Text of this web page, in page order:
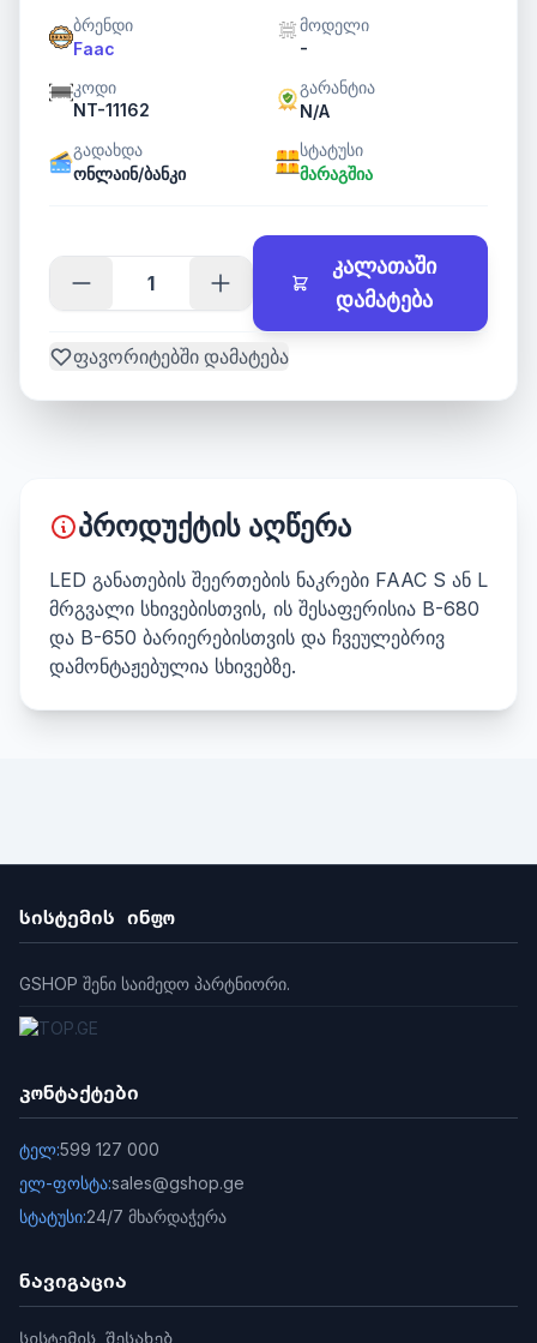
ბრენდი
Faac
მოდელი
-
კოდი
NT-11162
გარანტია
N/A
გადახდა
ონლაინ/ბანკი
სტატუსი
მარაგშია
კალათაში
დამატება
ფავორიტებში დამატება
პროდუქტის აღწერა
LED განათების შეერთების ნაკრები FAAC S ან L
მრგვალი სხივებისთვის, ის შესაფერისია B-680
და B-650 ბარიერებისთვის და ჩვეულებრივ
დამონტაჟებულია სხივებზე.
სისტემის ინფო
GSHOP შენი საიმედო პარტნიორი.
კონტაქტები
ტელ:599 127 000
ელ-ფოსტა:sales@gshop.ge
სტატუსი:24/7 მხარდაჭერა
ნავიგაცია
სისტემის შესახებ